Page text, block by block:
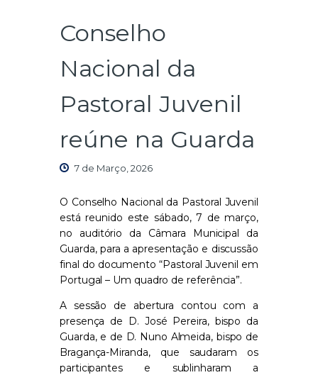
Conselho
Nacional da
Pastoral Juvenil
reúne na Guarda
7 de Março, 2026
O Conselho Nacional da Pastoral Juvenil
está reunido este sábado, 7 de março,
no auditório da Câmara Municipal da
Guarda, para a apresentação e discussão
final do documento “Pastoral Juvenil em
Portugal – Um quadro de referência”.
A sessão de abertura contou com a
presença de D. José Pereira, bispo da
Guarda, e de D. Nuno Almeida, bispo de
Bragança-Miranda, que saudaram os
participantes e sublinharam a